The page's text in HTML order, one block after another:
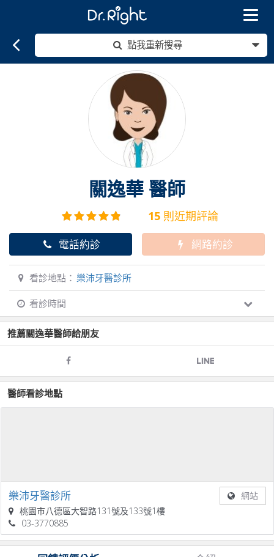
Toggle
點我重新搜尋
關逸華 醫師
15則近期評論
電話約診 網路約診
看診地點： 樂沛牙醫診所
看診時間
推薦關逸華醫師給朋友
醫師看診地點
樂沛牙醫診所
網站
桃園市八德區大智路131號及133號1樓
03-3770885